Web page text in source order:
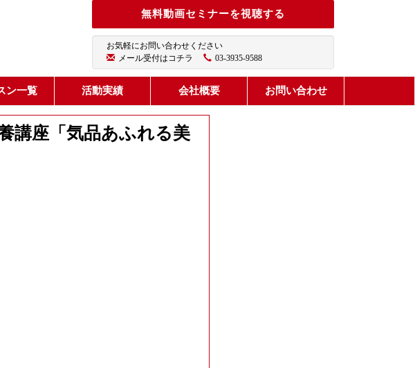
無料動画セミナーを視聴する
お気軽にお問い合わせください
メール受付はコチラ
03-3935-9588
ン一覧 活動実績 会社概要 お問い合わせ
講座「気品あふれる美